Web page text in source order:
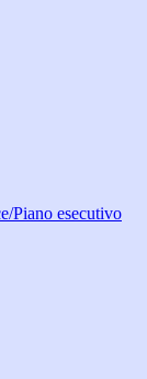
Piano esecutivo